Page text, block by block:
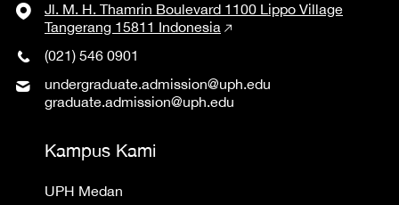
Jl. M. H. Thamrin Boulevard 1100 Lippo Village
Tangerang 15811 Indonesia
(021) 546 0901
undergraduate.admission@uph.edu
graduate.admission@uph.edu
Kampus Kami
UPH Medan